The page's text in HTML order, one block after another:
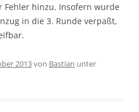
Fehler hinzu. Insofern wurde
in die 3. Runde verpaßt,
2013von Bastian unter